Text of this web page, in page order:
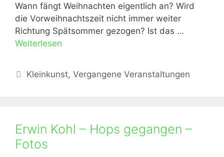
Wann fängt Weihnachten eigentlich an? Wird
die Vorweihnachtszeit nicht immer weiter
Richtung Spätsommer gezogen? Ist das …
Weiterlesen
Kategorien
Kleinkunst,Vergangene Veranstaltungen
Erwin Kohl – Hops gegangen –
Fotos